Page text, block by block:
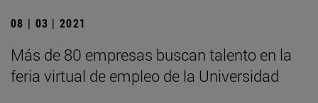
08 | 03 | 2021
Más de 80 empresas buscan talento en la
feria virtual de empleo de la Universidad